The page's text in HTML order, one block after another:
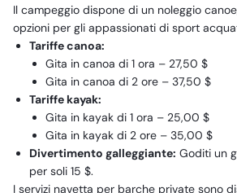
Il campeggio dispone di un noleggio
opzioni per gli appassionati di sport
Tariffe canoa:
Gita in canoa di 1 ora – 27,50 $
Gita in canoa di 2 ore – 37,50 $
Tariffe kayak:
Gita in kayak di 1 ora – 25,00 $
Gita in kayak di 2 ore – 35,00 $
Divertimento galleggiante: Goditi un
per soli 15 $.
I servizi navetta per barche private sono